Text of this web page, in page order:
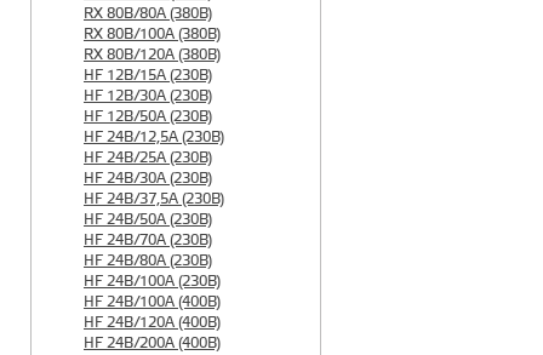
RX 80B/80A (380B)
RX 80B/100A (380B)
RX 80B/120A (380B)
HF 12B/15A (230B)
HF 12B/30A (230B)
HF 12B/50A (230B)
HF 24B/12,5A (230B)
HF 24B/25A (230B)
HF 24B/30A (230B)
HF 24B/37,5A (230B)
HF 24B/50A (230B)
HF 24B/70A (230B)
HF 24B/80A (230B)
HF 24B/100A (230B)
HF 24B/100A (400B)
HF 24B/120A (400B)
HF 24B/200A (400B)